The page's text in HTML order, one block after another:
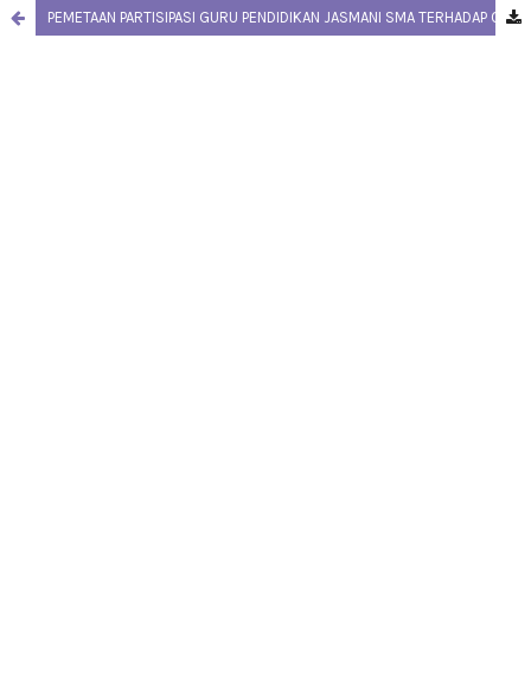
PEMETAAN PARTISIPASI GURU PENDIDIKAN JASMANI SMA TERHADAP OLAHRAGA SOFTBALL DI DAERAH ISTIMEWA YOGYAKARTA